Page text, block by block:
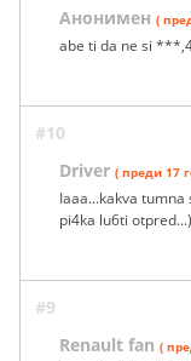
Анонимен (
abe ti da ne si
#10
Driver ( преди 17
Iaaa...kakva
pi4ka lu6ti
#9
Renault fan (